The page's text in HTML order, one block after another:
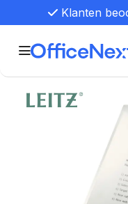
Klanten